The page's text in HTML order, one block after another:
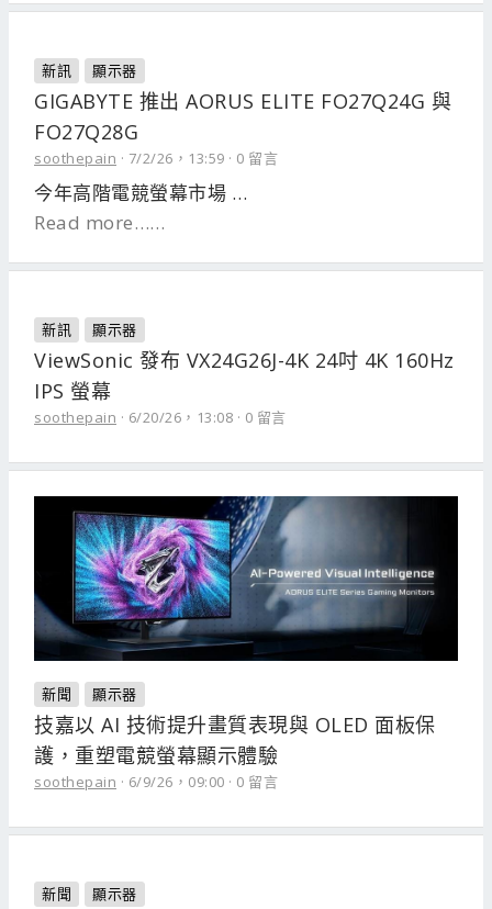
新訊 顯示器
GIGABYTE 推出 AORUS ELITE FO27Q24G 與
FO27Q28G
soothepain 7/2/26，13:59 0 留言
今年高階電競螢幕市場 …
Read more……
新訊 顯示器
ViewSonic 發布 VX24G26J-4K 24吋 4K 160Hz
IPS 螢幕
soothepain 6/20/26，13:08 0 留言
新聞 顯示器
技嘉以 AI 技術提升畫質表現與 OLED 面板保
護，重塑電競螢幕顯示體驗
soothepain 6/9/26，09:00 0 留言
新聞 顯示器